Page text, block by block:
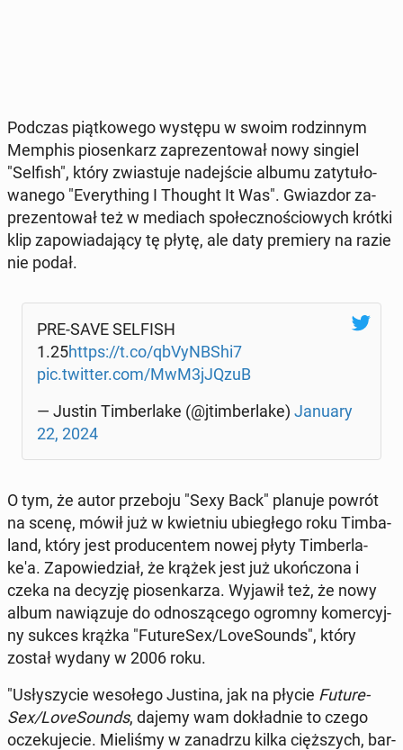
Podczas piąt­ko­we­go występu w swoim ro­dzin­nym
Memphis pio­sen­karz za­pre­zen­to­wał nowy singiel
"Selfish", który zwia­stu­je na­dej­ście albumu za­ty­tu­ło­
wa­ne­go "Eve­ry­thing I Thought It Was". Gwiaz­dor za­
pre­zen­to­wał też w mediach spo­łecz­no­ścio­wych krótki
klip za­po­wia­da­ją­cy tę płytę, ale daty pre­mie­ry na razie
nie podał.
PRE-SAVE SELFISH
1.25https://t.co/qbVyNB­Shi7
pic.twitter.com/MwM3jJQzuB
— Justin Tim­ber­la­ke (@jtim­ber­la­ke) January
22, 2024
O tym, że autor prze­bo­ju "Sexy Back" planuje powrót
na scenę, mówił już w kwiet­niu ubie­głe­go roku Tim­ba­
land, który jest pro­du­cen­tem nowej płyty Tim­ber­la­
ke­'a. Za­po­wie­dział, że krążek jest już ukoń­czo­na i
czeka na decyzję pio­sen­ka­rza. Wyjawił też, że nowy
album na­wią­zu­je do od­no­szą­ce­go ogromny ko­mer­cyj­
ny sukces krążka "Fu­tu­re­Sex/Lo­ve­So­unds", który
został wydany w 2006 roku.
"Usły­szy­cie we­so­łe­go Justina, jak na płycie Fu­tu­re­
Sex/Lo­ve­So­unds, dajemy wam do­kład­nie to czego
ocze­ku­je­cie. Mie­li­śmy w za­na­drzu kilka cięż­szych, bar­